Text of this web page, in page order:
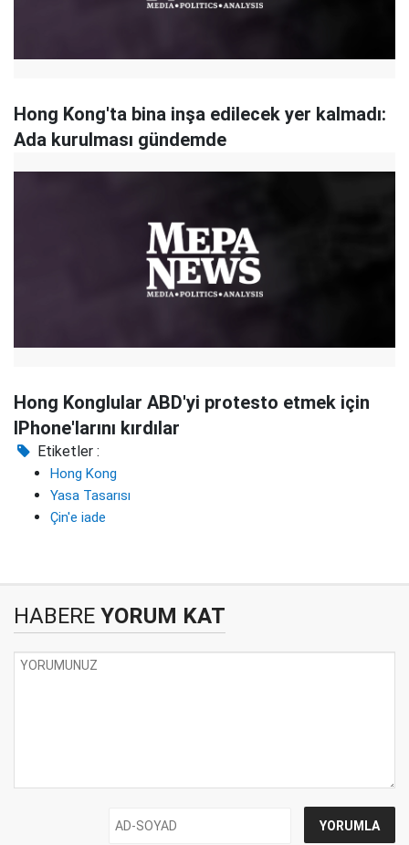
Hong Kong'ta bina inşa edilecek yer kalmadı:
Ada kurulması gündemde
Hong Konglular ABD'yi protesto etmek için
IPhone'larını kırdılar
Etiketler :
Hong Kong
Yasa Tasarısı
Çin'e iade
HABERE YORUM KAT